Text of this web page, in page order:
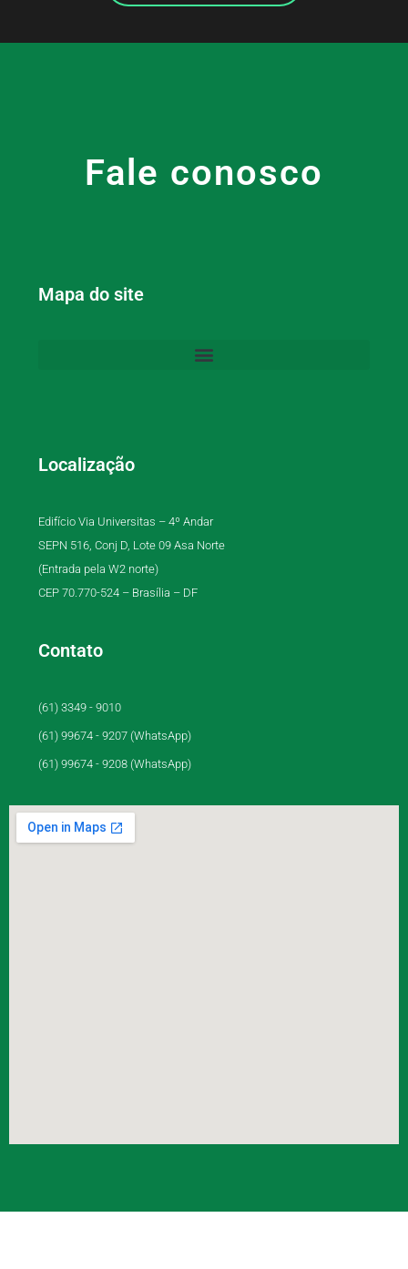
Fale conosco
Mapa do site
Localização
Edifício Via Universitas – 4º Andar
SEPN 516, Conj D, Lote 09 Asa Norte
(Entrada pela W2 norte)
CEP 70.770-524 – Brasília – DF
Contato
(61) 3349 - 9010
(61) 99674 - 9207 (WhatsApp)
(61) 99674 - 9208 (WhatsApp)